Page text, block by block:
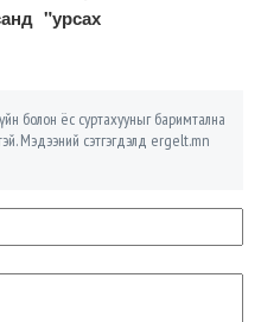
"урсах
болон ёс суртахууныг баримтална
Мэдээний сэтгэгдэлд ergelt.mn